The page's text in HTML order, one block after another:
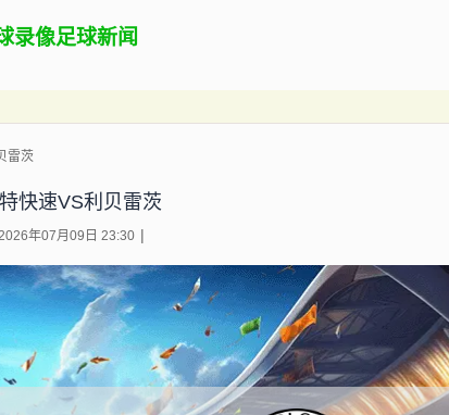
录像足球新闻
雷茨
快速VS利贝雷茨
年07月09日 23:30